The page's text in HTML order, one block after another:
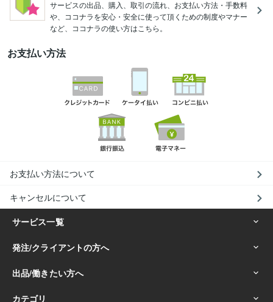
サービスの出品、購入、取引の流れ、お支払い方法・手数料
や、ココナラを安心・安全に使って頂くための制度やマナー
など、ココナラの使い方はこちら。
お支払い方法
お支払い方法について
キャンセルについて